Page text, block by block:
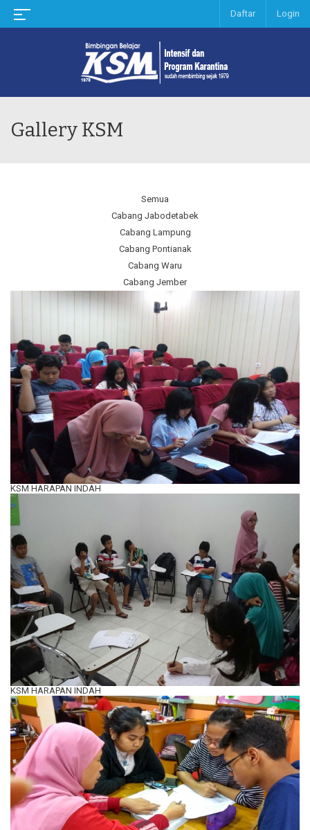
Daftar Login
Gallery KSM
Semua
Cabang Jabodetabek
Cabang Lampung
Cabang Pontianak
Cabang Waru
Cabang Jember
KSM HARAPAN INDAH
KSM HARAPAN INDAH